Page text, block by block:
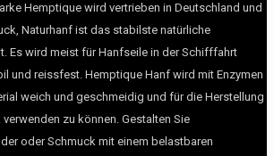
Hemptique wird vertrieben in Deutschland und
Naturhanf ist das stabilste natürliche
Es wird meist für Hanfseile in der Schifffahrt
und reissfest. Hemptique Hanf wird mit Enzymen
weich und geschmeidig und für die Herstellung
zu können. Gestalten Sie
oder Schmuck mit einem belastbaren